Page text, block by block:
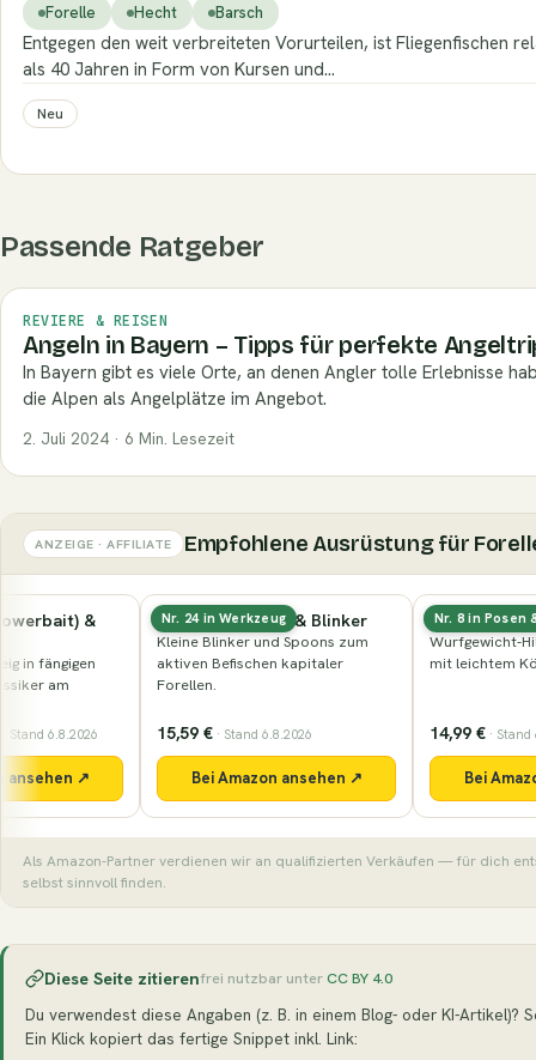
Forelle Hecht Barsch
Entgegen den weit verbreiteten Vorurteilen, ist Fliegenfischen
als 40 Jahren in Form von Kursen und…
Neu
Passende Ratgeber
REVIERE & REISEN
Angeln in Bayern – Tipps für perfekte
In Bayern gibt es viele Orte, an denen Angler tolle Erlebnisse
die Alpen als Angelplätze im Angebot.
2. Juli 2024 · 6 Min. Lesezeit
ANZEIGE · AFFILIATE Empfohlene Ausrüstung für
Nr. 27 in Angelsets
Forellenrute (leichte
Spinn-/Sbirolinorute)
Leichte, feinfühlige Rute fürs
Forellensee- und Bachangeln.
69,99 €· Stand 6.8.2026
Bei Amazon ansehen ↗
−17 %
Forellenteig (Powerbait) &
Forelli
Schwimmender Teig in fängigen
29,99 €
· Stand 6.8.2026
Bei Amazon ansehen ↗
Als Amazon-Partner verdienen wir an qualifizierten Verkäufen — für dich
selbst sinnvoll finden.
Diese Seite zitierenfrei nutzbar unterCC BY 4.0
Du verwendest diese Angaben (z. B. in einem Blog- oder KI-
Ein Klick kopiert das fertige Snippet inkl. Link: